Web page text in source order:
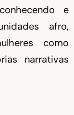
e
afro,
como
narrativas